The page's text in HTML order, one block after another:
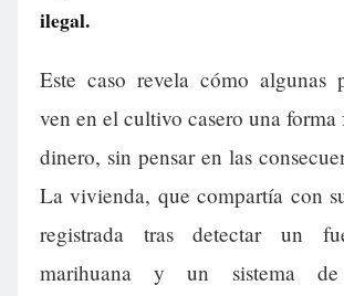
ilegal.
Este caso revela cómo algunas
ven en el cultivo casero una forma
dinero, sin pensar en las
La vivienda, que compartía con
registrada tras detectar un
marihuana y un sistema de